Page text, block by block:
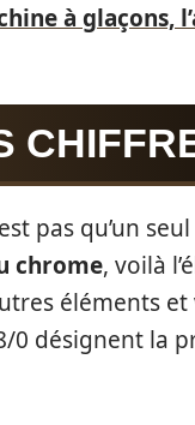
à glaçons,
pas qu’un
chrome, voilà
éléments
0 désignent la